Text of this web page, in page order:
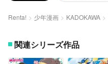
Renta! 少年漫画 KADOKAWA
関連シリーズ作品